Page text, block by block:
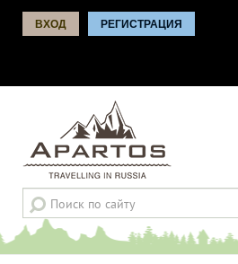
ВХОД РЕГИСТРАЦИЯ